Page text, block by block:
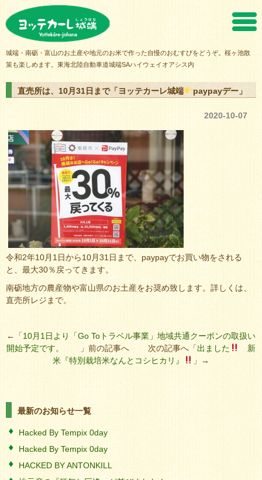
城端・南砺・富山のお土産や地元のお米で作った自慢のおむすびをどうぞ。桜ヶ池散
策も楽しめます。東海北陸自動車道城端SAハイウェイオアシス内
直売所は、10月31日まで「ヨッテカーレ城端 paypayデー」
2020-10-07
令和2年10月1日から10月31日まで、paypayでお買い物をされる
と、最大30％戻ってきます。
南砺地方の農産物や富山県のお土産をお奨め致します。詳しくは、
直売所レジまで。
←「10月1日より「Go Toトラベル事業」地域共通クーポンの取扱い
開始予定です。 」前の記事へ 次の記事へ「出ました
新
米『特別栽培米なんとコシヒカリ』
」→
最新のお知らせ一覧
Hacked By Tempix 0day
Hacked By Tempix 0day
HACKED BY ANTONKILL